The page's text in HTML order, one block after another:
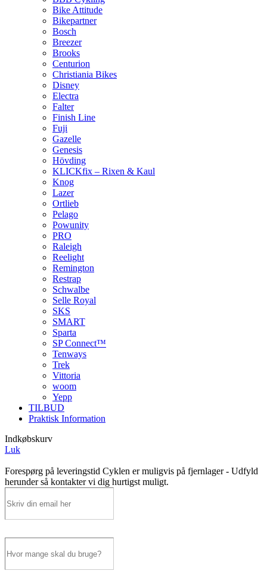
Bike Attitude
Bikepartner
Bosch
Breezer
Brooks
Centurion
Christiania Bikes
Disney
Electra
Falter
Finish Line
Fuji
Gazelle
Genesis
Hövding
KLICKfix – Rixen & Kaul
Knog
Lazer
Ortlieb
Pelago
Powunity
PRO
Raleigh
Reelight
Remington
Restrap
Schwalbe
Selle Royal
SKS
SMART
Sparta
SP Connect™
Tenways
Trek
Vittoria
woom
Yepp
TILBUD
Praktisk Information
Indkøbskurv
Luk
Forespørg på leveringstid Cyklen er muligvis på fjernlager - Udfyld
herunder så kontakter vi dig hurtigst muligt.